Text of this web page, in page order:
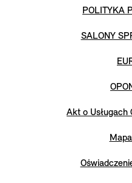
POLITYKA
SALONY
Akt o Usługach